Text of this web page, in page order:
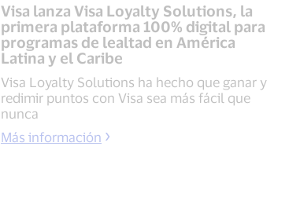
Visa lanza Visa Loyalty Solutions, la
primera plataforma 100% digital para
programas de lealtad en América
Latina y el Caribe
Visa Loyalty Solutions ha hecho que ganar y
redimir puntos con Visa sea más fácil que
nunca
Más información